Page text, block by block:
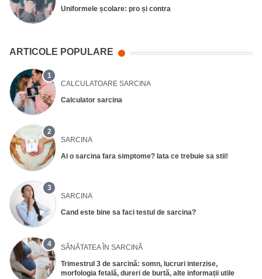
Uniformele școlare: pro și contra
ARTICOLE POPULARE
1
CALCULATOARE SARCINA
Calculator sarcina
2
SARCINA
Ai o sarcina fara simptome? Iata ce trebuie sa stii!
3
SARCINA
Cand este bine sa faci testul de sarcina?
4
SĂNĂTATEA ÎN SARCINĂ
Trimestrul 3 de sarcină: somn, lucruri interzise,
morfologia fetală, dureri de burtă, alte informații utile